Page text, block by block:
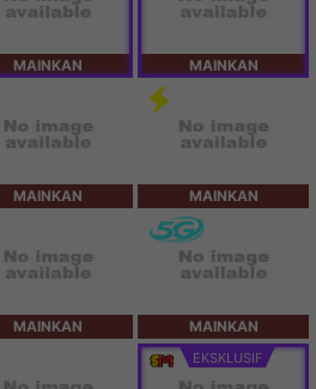
MAINKAN MAINKAN
MAINKAN MAINKAN
MAINKAN MAINKAN
EKSKLUSIF